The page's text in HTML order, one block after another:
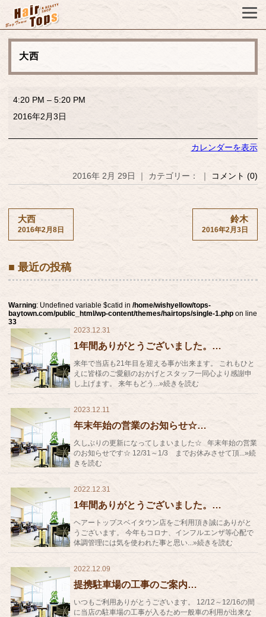
大西
西4:20 PM –5:20 PM
2016年2月3日
カレンダーを表示
2016年 2月 29日 ｜ カテゴリー： ｜ コメント (0)
大西
2016年2月8日
鈴木
2016年2月3日
■ 最近の投稿
Warning: Undefined variable $catid in/home/wishyellow/tops-
baytown.com/public_html/wp-content/themes/hairtops/single-1.php on line
33
2023.12.31
1年間ありがとうございました。…
来年で当店も21年目を迎える事が出来ます。 これもひと
えに皆様のご愛顧のおかげとスタッフ一同心より感謝申
し上げます。 来年もどう...»続きを読む
2023.12.11
年末年始の営業のお知らせ☆…
久しぶりの更新になってしまいました☆ 年末年始の営業
のお知らせです☆ 12/31～1/3 までお休みさせて頂...»続
きを読む
2022.12.31
1年間ありがとうございました。…
ヘアートップスベイタウン店をご利用頂き誠にありがと
うございます。 今年もコロナ、インフルエンザ等心配で
体調管理には気を使われた事と思い...»続きを読む
2022.12.09
提携駐車場の工事のご案内…
いつもご利用ありがとうございます。 12/12～12/16の間
に当店の駐車場の工事が入るため一般車の利用が出来な